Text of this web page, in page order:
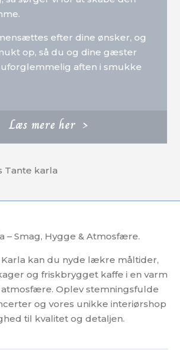
efter dine ønsker, og
op, så du og dine gæster
aften i smukke
Læs mere her >
– Smag, Hygge & Atmosfære.
Karla kan du nyde lækre måltider,
og friskbrygget kaffe i en varm
Oplev stemningsfulde
og vores unikke interiørshop
til kvalitet og detaljen.